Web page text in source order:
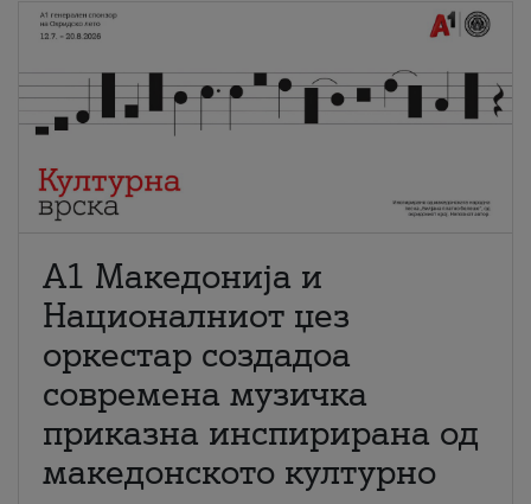
А1 Македонија и
Националниот џез
оркестар создадоа
современа музичка
приказна инспирирана од
македонското културно